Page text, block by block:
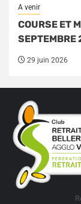
A venir
COURSE ET
SEPTEMBRE
29 juin 2026